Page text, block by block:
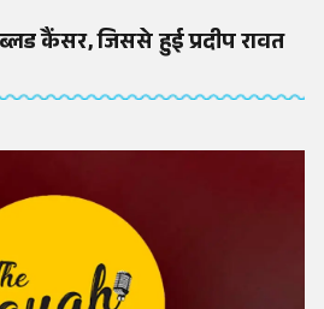
कैंसर, जिससे हुई प्रदीप रावत